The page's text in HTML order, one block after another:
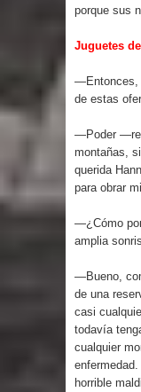
porque sus
Juguetes
—Entonces,
de estas
—Poder
montañas,
querida
para obrar
—¿Cómo
amplia
—Bueno,
de una
casi
todavía
cualquier
horrible